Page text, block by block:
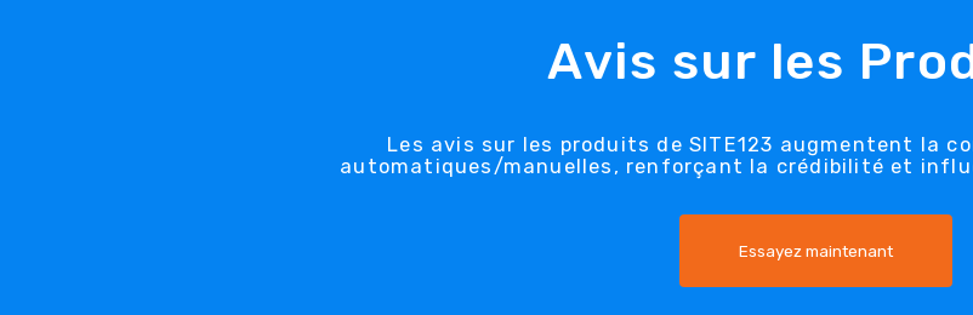
Avis sur les
Les avis sur les produits de SITE123 augmentent la
automatiques/manuelles, renforçant la crédibilité et
Essayez maintenant